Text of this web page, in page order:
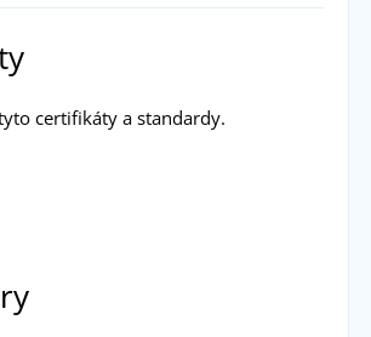
certifikáty a standardy.